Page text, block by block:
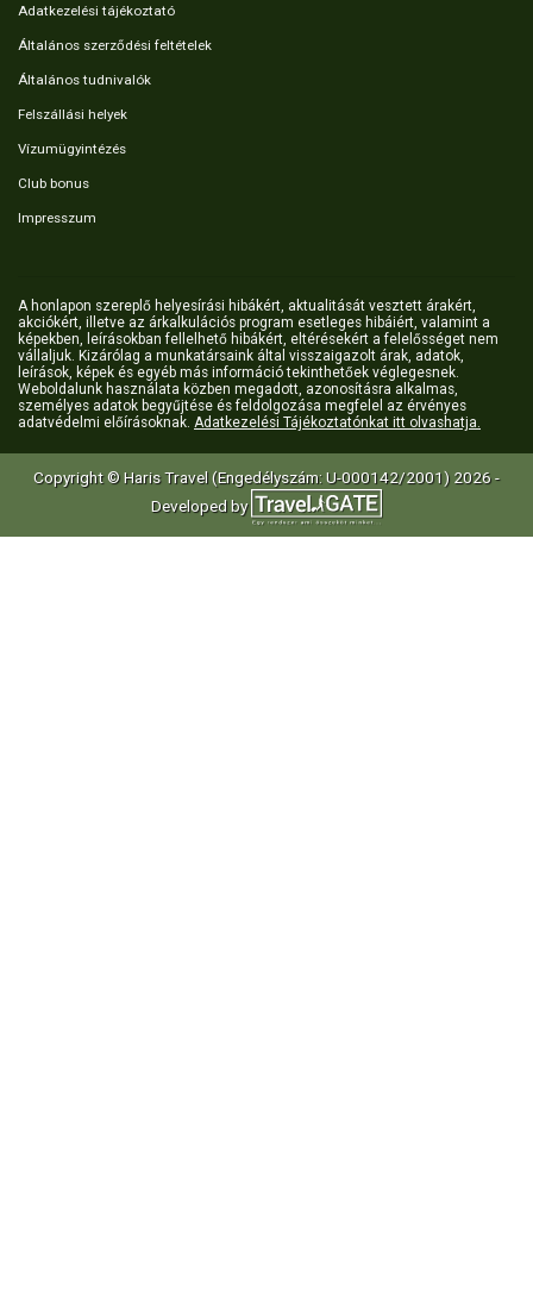
Adatkezelési tájékoztató
Általános szerződési feltételek
Általános tudnivalók
Felszállási helyek
Vízumügyintézés
Club bonus
Impresszum
A honlapon szereplő helyesírási hibákért, aktualitását vesztett árakért,
akciókért, illetve az árkalkulációs program esetleges hibáiért, valamint a
képekben, leírásokban fellelhető hibákért, eltérésekért a felelősséget nem
vállaljuk. Kizárólag a munkatársaink által visszaigazolt árak, adatok,
leírások, képek és egyéb más információ tekinthetőek véglegesnek.
Weboldalunk használata közben megadott, azonosításra alkalmas,
személyes adatok begyűjtése és feldolgozása megfelel az érvényes
adatvédelmi előírásoknak. Adatkezelési Tájékoztatónkat itt olvashatja.
Copyright © Haris Travel (Engedélyszám: U-000142/2001) 2026 -
Developed by